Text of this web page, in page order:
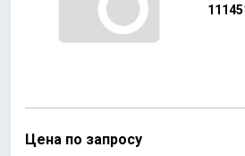
Цена по запросу